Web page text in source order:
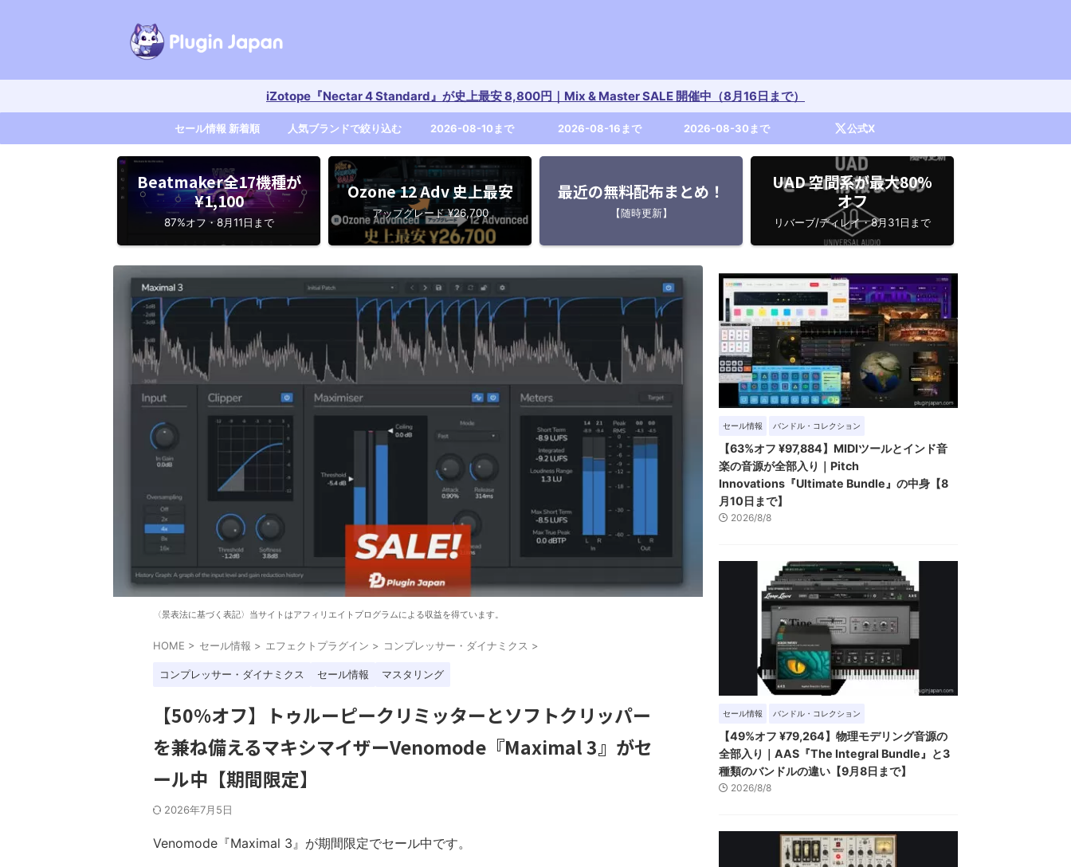
iZotope『Nectar 4 Standard』が史上最安 8,800円｜Mix & Master SALE 開催中（8月16日まで）
セール情報 新着順 人気ブランドで絞り込む 2026-08-10まで 2026-08-16まで 2026-08-30まで 公式X
Beatmaker全17機種が
¥1,100
87%オフ・8月11日まで
Ozone 12 Adv 史上最安
アップグレード ¥26,700
最近の無料配布まとめ！
【随時更新】
UAD 空間系が最大80%
オフ
リバーブ/ディレイ・8月31日まで
〈景表法に基づく表記〉当サイトはアフィリエイトプログラムによる収益を得ています。
HOME > セール情報 > エフェクトプラグイン > コンプレッサー・ダイナミクス >
コンプレッサー・ダイナミクス セール情報 マスタリング
【50%オフ】トゥルーピークリミッターとソフトクリッパー
を兼ね備えるマキシマイザーVenomode『Maximal 3』がセ
ール中【期間限定】
2026年7月5日
Venomode『Maximal 3』が期間限定でセール中です。
セール情報 バンドル・コレクション
【63%オフ ¥97,884】MIDIツールとインド音
楽の音源が全部入り｜Pitch
Innovations『Ultimate Bundle』の中身【8
月10日まで】
2026/8/8
セール情報 バンドル・コレクション
【49%オフ ¥79,264】物理モデリング音源の
全部入り｜AAS『The Integral Bundle』と3
種類のバンドルの違い【9月8日まで】
2026/8/8